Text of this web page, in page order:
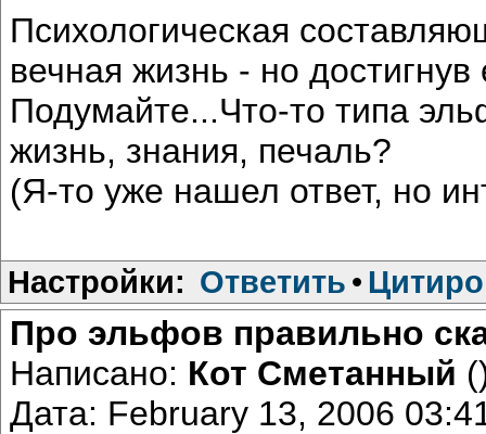
Психологическая
вечная жизнь - но
Подумайте...Что-то типа
жизнь, знания, печаль?
(Я-то уже нашел ответ, но
Настройки: Ответить •
Про эльфов правильно
Написано: Кот Сметанный
Дата: February 13, 2006